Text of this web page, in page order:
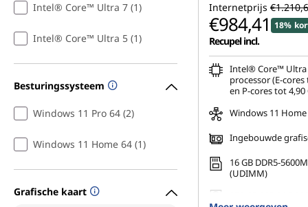
Intel® Core™ Ultra 7 (1)
Intel® Core™ Ultra 5 (1)
Besturingssysteem
Windows 11 Pro 64 (2)
Windows 11 Home 64 (1)
Grafische kaart
Internetprijs
€984,41 18%
Recupel incl.
Intel® Core™ Ultra
processor (E-cores
en P-cores tot 4,90
Windows 11 Home
Ingebouwde
16 GB DDR5-
(UDIMM)